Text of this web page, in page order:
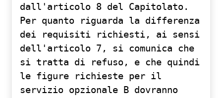
dall'articolo 8 del Capitolato.
Per quanto riguarda la differenza
dei requisiti richiesti, ai sensi
dell'articolo 7, si comunica che
si tratta di refuso, e che quindi
le figure richieste per il
servizio opzionale B dovranno